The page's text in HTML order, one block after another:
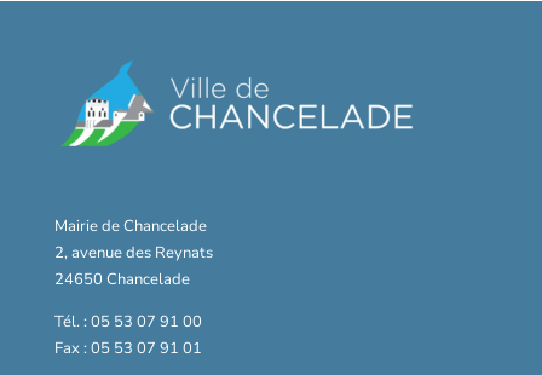
Mairie de Chancelade
2, avenue des Reynats
24650 Chancelade
Tél. : 05 53 07 91 00
Fax : 05 53 07 91 01